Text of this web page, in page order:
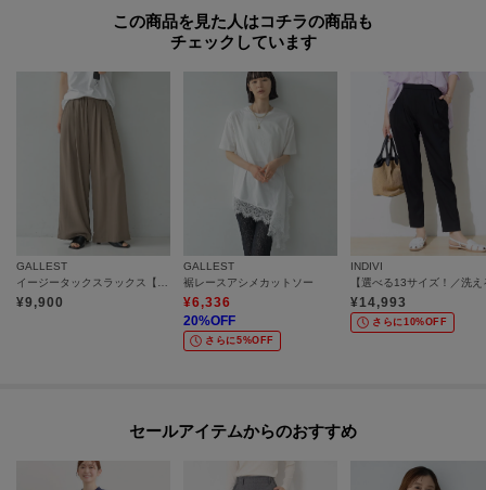
この商品を見た人はコチラの商品も
チェックしています
GALLEST
イージータックスラックス【再入荷／ウォッシャブル】
¥9,900
GALLEST
裾レースアシメカットソー
¥6,336
20%OFF
さらに5%OFF
INDIVI
¥14,993
さらに10%OFF
セールアイテムからのおすすめ